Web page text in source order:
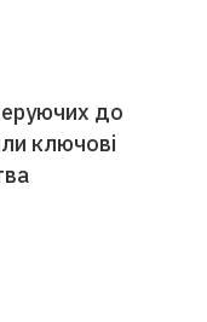
до
ключові